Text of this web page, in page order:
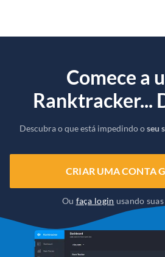
Comece a
Ranktracker...
Descubra o que está impedindo oseu
CRIAR UMA CONTA
Ou faça login usando